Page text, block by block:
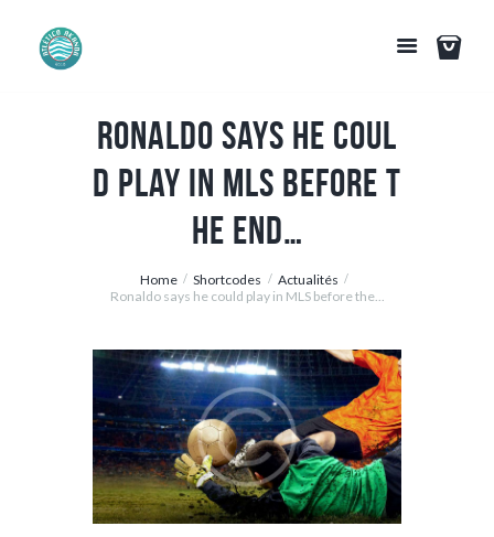
Ronaldo says he coul
d play in MLS before t
he end…
Home Shortcodes
Actualités
Ronaldo says he could play in MLS before the...